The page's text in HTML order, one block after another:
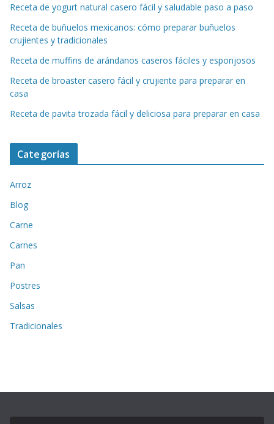
Receta de yogurt natural casero fácil y saludable paso a paso
Receta de buñuelos mexicanos: cómo preparar buñuelos
crujientes y tradicionales
Receta de muffins de arándanos caseros fáciles y esponjosos
Receta de broaster casero fácil y crujiente para preparar en
casa
Receta de pavita trozada fácil y deliciosa para preparar en casa
Categorías
Arroz
Blog
Carne
Carnes
Pan
Postres
Salsas
Tradicionales